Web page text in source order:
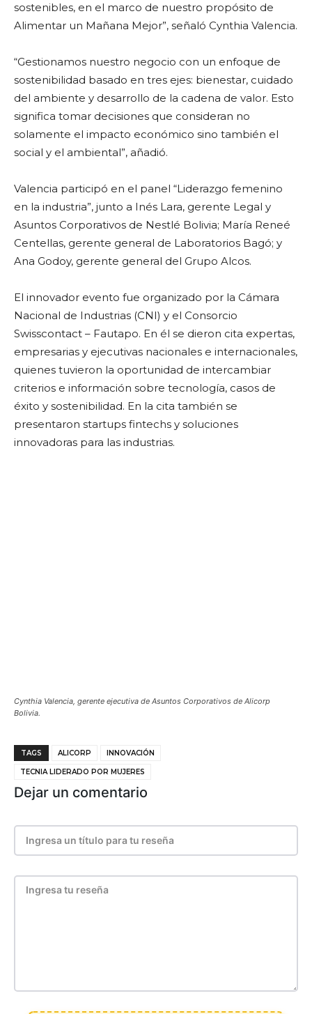
sostenibles, en el marco de nuestro propósito de
Alimentar un Mañana Mejor”, señaló Cynthia Valencia.
“Gestionamos nuestro negocio con un enfoque de
sostenibilidad basado en tres ejes: bienestar, cuidado
del ambiente y desarrollo de la cadena de valor. Esto
significa tomar decisiones que consideran no
solamente el impacto económico sino también el
social y el ambiental”, añadió.
Valencia participó en el panel “Liderazgo femenino
en la industria”, junto a Inés Lara, gerente Legal y
Asuntos Corporativos de Nestlé Bolivia; María Reneé
Centellas, gerente general de Laboratorios Bagó; y
Ana Godoy, gerente general del Grupo Alcos.
El innovador evento fue organizado por la Cámara
Nacional de Industrias (CNI) y el Consorcio
Swisscontact – Fautapo. En él se dieron cita expertas,
empresarias y ejecutivas nacionales e internacionales,
quienes tuvieron la oportunidad de intercambiar
criterios e información sobre tecnología, casos de
éxito y sostenibilidad. En la cita también se
presentaron startups fintechs y soluciones
innovadoras para las industrias.
Cynthia Valencia, gerente ejecutiva de Asuntos Corporativos de Alicorp
Bolivia.
TAGS ALICORP INNOVACIÓN
TECNIA LIDERADO POR MUJERES
Dejar un comentario